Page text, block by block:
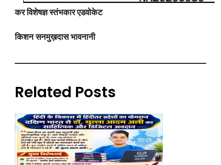
कर विशेषज्ञ स्तंभकार एडवोकेट
किशन सनमुख़दास भावनानी
Related Posts